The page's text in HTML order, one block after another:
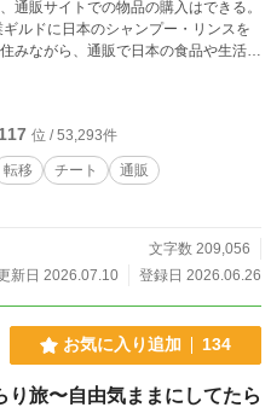
通販サイトでの物品の購入はできる。
ルドに日本のシャンプー・リンスを
みながら、通販で日本の食品や生活用
──筈だったのに、うっかり森で倒れ
。こういうのって大体王族とかなんで
どっちだ （他サイトにも
117 位 / 53,293件
転移 チート
通販
文字数 209,056
新日 2026.07.10
登録日 2026.06.26
お気に入り追加 134
旅〜自由気ままにしてたら